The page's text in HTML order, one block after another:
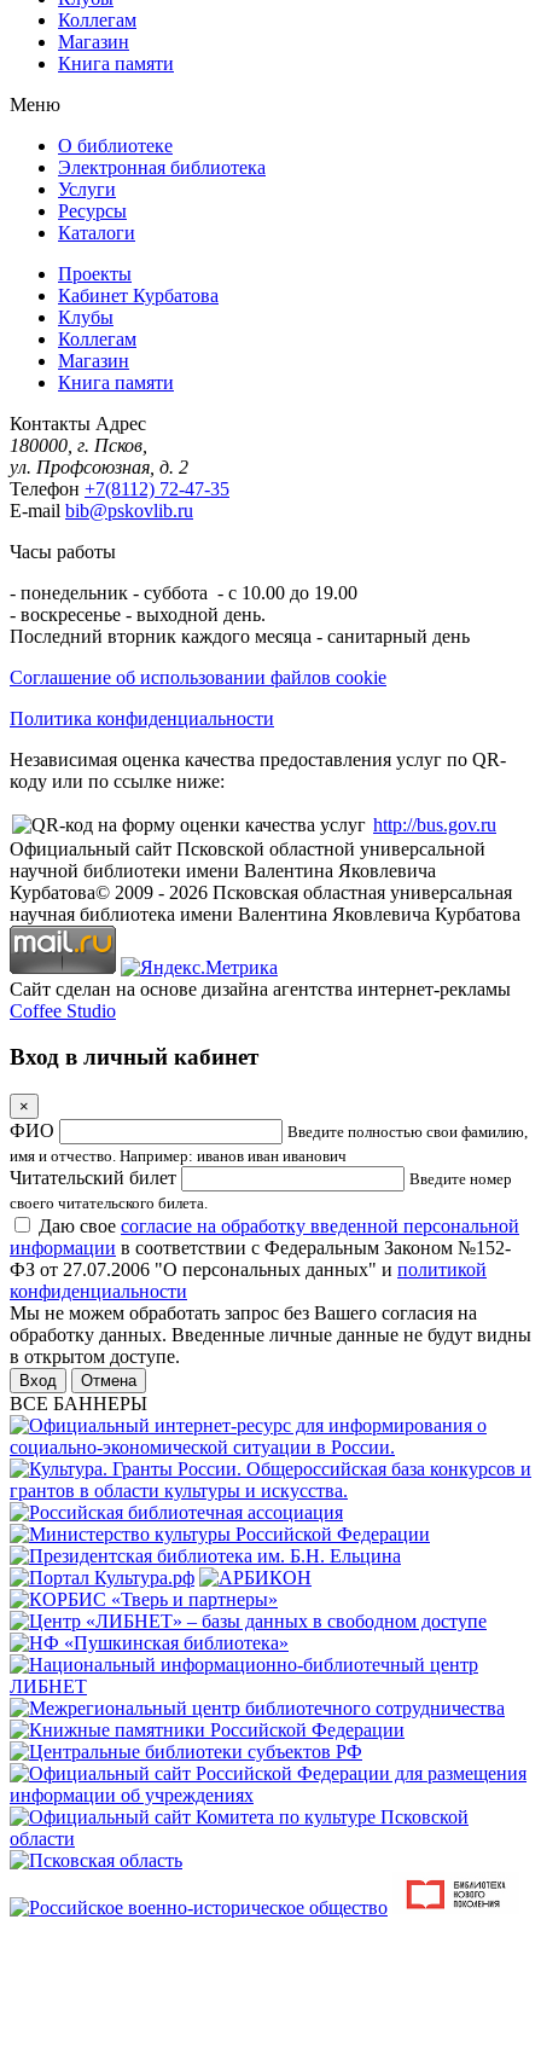
Коллегам
Магазин
Книга памяти
Меню
О библиотеке
Электронная библиотека
Услуги
Ресурсы
Каталоги
Проекты
Кабинет Курбатова
Клубы
Коллегам
Магазин
Книга памяти
Контакты Адрес
180000, г. Псков,
ул. Профсоюзная, д. 2
Телефон +7(8112) 72-47-35
E-mail bib@pskovlib.ru
Часы работы
- понедельник - суббота - с 10.00 до 19.00
- воскресенье - выходной день.
Последний вторник каждого месяца - санитарный день
Соглашение об использовании файлов cookie
Политика конфиденциальности
Независимая оценка качества предоставления услуг по QR-
коду или по ссылке ниже:
http://bus.gov.ru
Официальный сайт Псковской областной универсальной
научной библиотеки имени Валентина Яковлевича
Курбатова© 2009 - 2026 Псковская областная универсальная
научная библиотека имени Валентина Яковлевича Курбатова
Сайт сделан на основе дизайна агентства интернет-рекламы
Coffee Studio
Вход в личный кабинет
×
ФИО
Введите полностью свои фамилию,
имя и отчество. Например: иванов иван иванович
Читательский билет
Введите номер
своего читательского билета.
Даю свое согласие на обработку введенной персональной
информации в соответствии с Федеральным Законом №152-
ФЗ от 27.07.2006 "О персональных данных" и политикой
конфиденциальности
Мы не можем обработать запрос без Вашего согласия на
обработку данных. Введенные личные данные не будут видны
в открытом доступе.
Отмена
ВСЕ БАННЕРЫ